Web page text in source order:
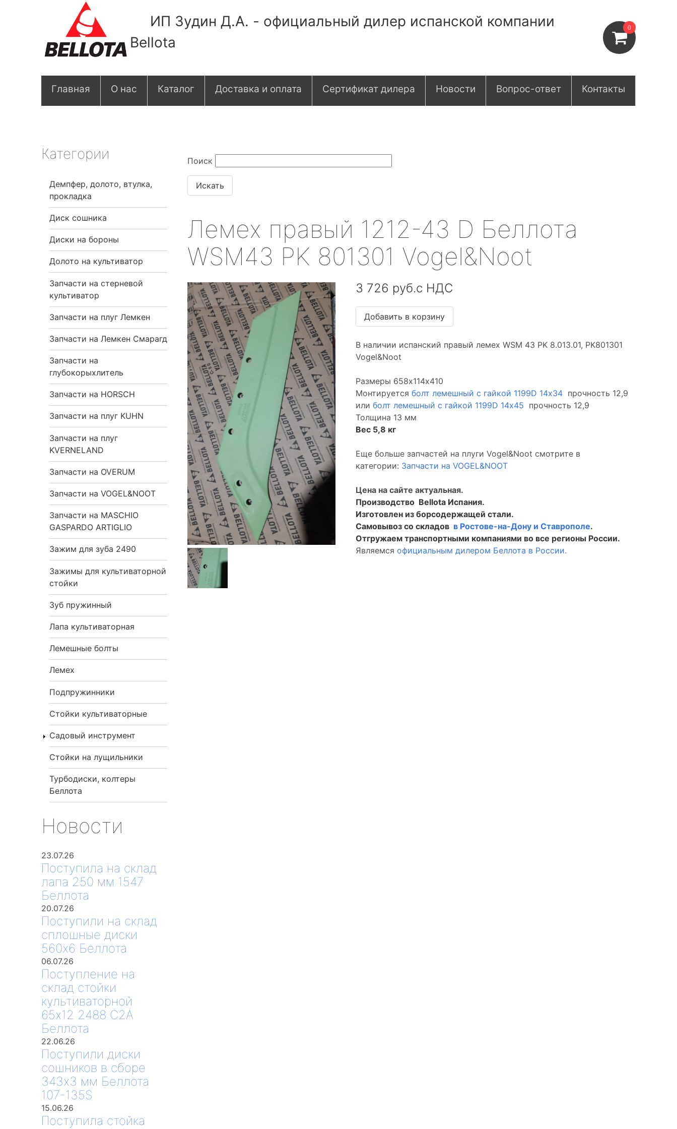
ИП Зудин Д.А. - официальный дилер испанской компании
Bellota
0
О
с
о
в
н
а
я
н
а
в
и
г
а
ц
и
я
Главная О нас Каталог Доставка и оплата Сертификат дилера Новости Вопрос-ответ Контакты
Поиск
Лемех правый 1212-43 D Беллота
WSM43 PK 801301 Vogel&Noot
3 726 руб.с НДС
В наличии испанский правый лемех WSM 43 PK 8.013.01, PK801301
Vogel&Noot
Размеры 658х114х410
Монтируется болт лемешный с гайкой 1199D 14х34прочность 12,9
или болт лемешный с гайкой 1199D 14х45 прочность 12,9
Толщина 13 мм
Вес 5,8 кг
Еще больше запчастей на плуги Vogel&Noot смотрите в
категории: Запчасти на VOGEL&NOOT
Цена на сайте актуальная.
Производство Bellota Испания.
Изготовлен из борсодержащей стали.
Самовывоз со складов в Ростове-на-Дону и Ставрополе.
Отгружаем транспортными компаниями во все регионы России.
Являемся официальным дилером Беллота в России.
Категории
Демпфер, долото, втулка,
прокладка
Диск сошника
Диски на бороны
Долото на культиватор
Запчасти на стерневой
культиватор
Запчасти на плуг Лемкен
Запчасти на Лемкен Смарагд
Запчасти на
глубокорыхлитель
Запчасти на HORSCH
Запчасти на плуг KUHN
Запчасти на плуг
KVERNELAND
Запчасти на OVERUM
Запчасти на VOGEL&NOOT
Запчасти на MASCHIO
GASPARDO ARTIGLIO
Зажим для зуба 2490
Зажимы для культиваторной
стойки
Зуб пружинный
Лапа культиваторная
Лемешные болты
Лемех
Подпружинники
Стойки культиваторные
Садовый инструмент
Стойки на лущильники
Турбодиски, колтеры
Беллота
Новости
23.07.26
Поступила на склад
лапа 250 мм 1547
Беллота
20.07.26
Поступили на склад
сплошные диски
560х6 Беллота
06.07.26
Поступление на
склад стойки
культиваторной
65х12 2488 С2А
Беллота
22.06.26
Поступили диски
сошников в сборе
343х3 мм Беллота
107-135S
15.06.26
Поступила стойка